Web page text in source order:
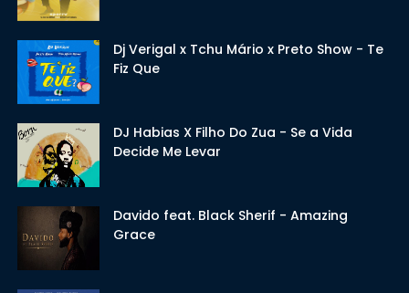
Dj Verigal x Tchu Mário x Preto Show - Te
Fiz Que
DJ Habias X Filho Do Zua - Se a Vida
Decide Me Levar
Davido feat. Black Sherif - Amazing
Grace